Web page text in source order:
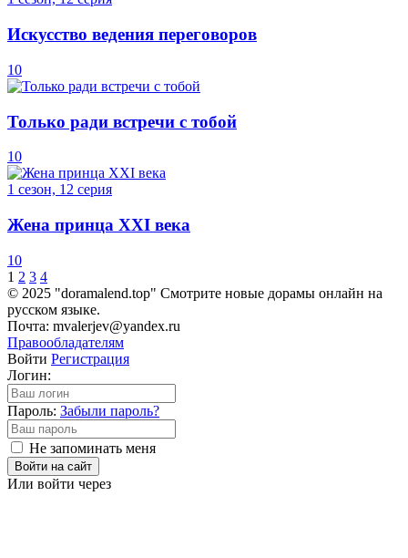
Искусство ведения переговоров
10
Только ради встречи с тобой
10
1 сезон, 12 серия
Жена принца XXI века
10
1 2 3 4
© 2025 "doramalend.top" Смотрите новые дорамы онлайн на
русском языке.
Почта: mvalerjev@yandex.ru
Правообладателям
Войти Регистрация
Логин:
Пароль: Забыли пароль?
Не запоминать меня
Войти на сайт
Или войти через